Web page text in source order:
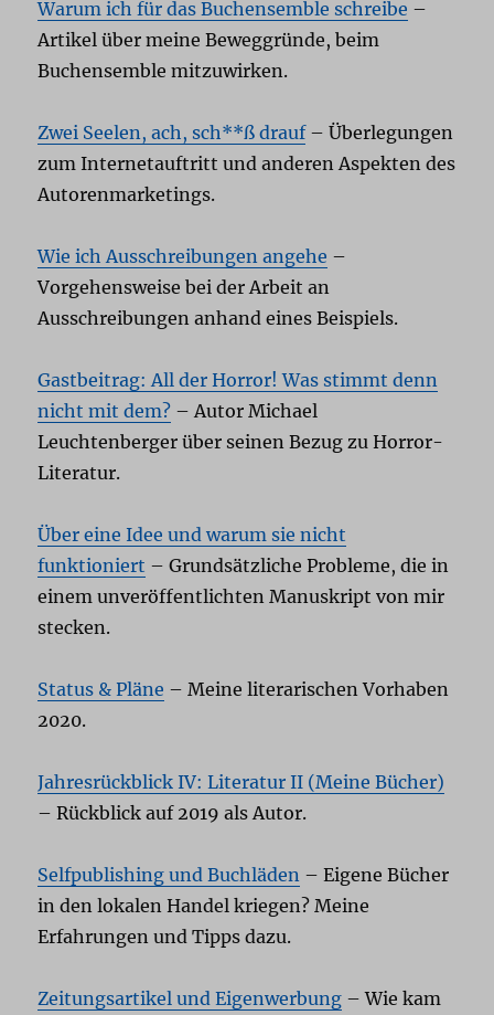
Warum ich für das Buchensemble schreibe –
Artikel über meine Beweggründe, beim
Buchensemble mitzuwirken.
Zwei Seelen, ach, sch**ß drauf– Überlegungen
zum Internetauftritt und anderen Aspekten des
Autorenmarketings.
Wie ich Ausschreibungen angehe –
Vorgehensweise bei der Arbeit an
Ausschreibungen anhand eines Beispiels.
Gastbeitrag: All der Horror! Was stimmt denn
nicht mit dem? – Autor Michael
Leuchtenberger über seinen Bezug zu Horror-
Literatur.
Über eine Idee und warum sie nicht
funktioniert – Grundsätzliche Probleme, die in
einem unveröffentlichten Manuskript von mir
stecken.
Status & Pläne – Meine literarischen Vorhaben
2020.
Jahresrückblick IV: Literatur II (Meine Bücher)
– Rückblick auf 2019 als Autor.
Selfpublishing und Buchläden – Eigene Bücher
in den lokalen Handel kriegen? Meine
Erfahrungen und Tipps dazu.
Zeitungsartikel und Eigenwerbung – Wie kam